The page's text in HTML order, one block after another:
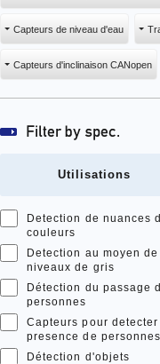
Capteurs de niveau d'eau
Capteurs d'inclinaison CANopen
Utilisations
Detection de nuances
couleurs
Detection au moyen de
niveaux de gris
Détection du passage
personnes
Capteurs pour detecter
presence de personnes.
Détection d'objets